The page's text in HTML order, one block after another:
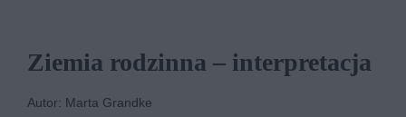
Ziemia rodzinna – interpretacja
Autor: Marta Grandke